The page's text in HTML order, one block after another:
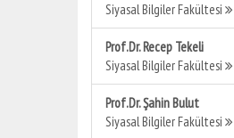
Siyasal Bilgiler Fakültesi
Prof.Dr. Recep Tekeli
Siyasal Bilgiler Fakültesi
Prof.Dr. Şahin Bulut
Siyasal Bilgiler Fakültesi